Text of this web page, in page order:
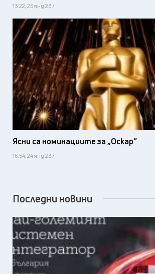
13:22, 25 яну 23 /
Ясни са номинациите за „Оскар“
16:54, 24 яну 23 /
Последни новини